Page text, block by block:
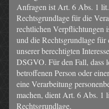
Anfragen ist Art. 6 Abs. 1
Rechtsgrundlage für die
rechtlichen
und die Rechtsgrundlage
unserer berechtigten
DSGVO. Für den Fall, dass
betroffenen Person oder
eine Verarbeitung
machen, dient Art. 6 Abs. 1
Rechtsgrundlage.